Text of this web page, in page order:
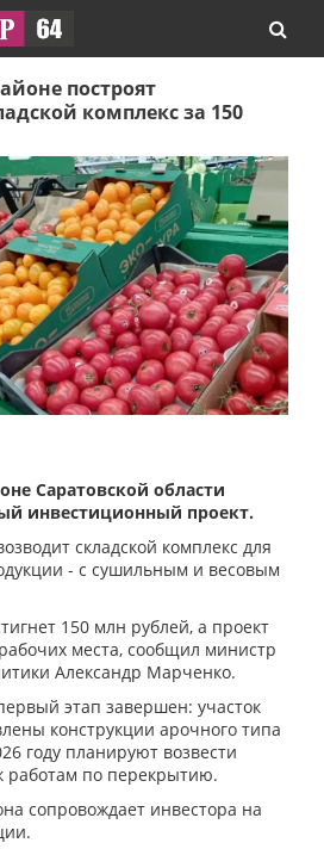
построят
комплекс за 150
Саратовской области
инвестиционный проект.
складской комплекс для
- с сушильным и весовым
150 млн рублей, а проект
места, сообщил министр
Александр Марченко.
этап завершен: участок
конструкции арочного типа
году планируют возвести
работам по перекрытию.
сопровождает инвестора на